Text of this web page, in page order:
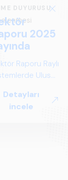
DUYURUSU
2025
Raporu Raylı
Ulusal
ARUS
Detayları
incele